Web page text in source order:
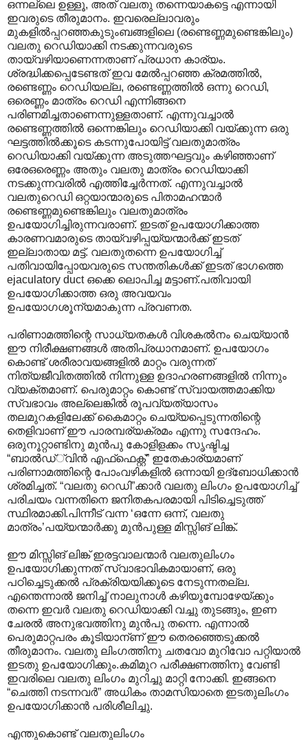
ഒന്നല്ലെ ഉള്ളൂ, അത് വലതു തന്നെയാകട്ടെ എന്നായി
ഇവരുടെ തീരുമാനം. ഇവരെല്ലാവരും
മുകളില്‍പ്പറഞ്ഞകുടുംബങ്ങളിലെ (രണ്ടെണ്ണമുണ്ടെങ്കിലും)
വലതു റെഡിയാക്കി നടക്കുന്നവരുടെ
തായ്‌വഴിയാണെന്നതാണ് പ്രധാന കാര്യം.
ശ്രദ്ധിക്കപ്പെടേണ്ടത് ഇവ മേല്‍പ്പറഞ്ഞ ക്രമത്തില്‍,
രണ്ടെണ്ണം റെഡിയല്ല, രണ്ടെണ്ണത്തില്‍ ഒന്നു റെഡി,
ഒരെണ്ണം മാത്രം റെഡി എന്നിങ്ങനെ
പരിണമിച്ചതാണെന്നുള്ളതാണ്. എന്നുവച്ചാല്‍
രണ്ടെണ്ണത്തില്‍ ഒന്നെങ്കിലും റെഡിയാക്കി വയ്ക്കുന്ന ഒരു
ഘട്ടത്തില്‍ക്കൂടെ കടന്നുപോയിട്ട് വലതുമാത്രം
റെഡിയാക്കി വയ്ക്കുന്ന അടുത്തഘട്ടവും കഴിഞ്ഞാണ്
ഒരേഒരെണ്ണം അതും വലതു മാത്രം റെഡിയാക്കി
നടക്കുന്നവരില്‍ എത്തിച്ചേര്‍ന്നത്. എന്നുവച്ചാല്‍
വലതുറെഡി ഒറ്റയാന്മാരുടെ പിതാമഹന്മാര്‍
രണ്ടെണ്ണമുണ്ടെങ്കിലും വലതുമാത്രം
ഉപയോഗിച്ചിരുന്നവരാണ്. ഇടത് ഉപയോഗിക്കാത്ത
കാരണവമാരുടെ തായ്‌വഴിപ്പയ്യന്മാര്‍ക്ക് ഇടത്
ഇല്ലാതായ മട്ട്. വലതുതന്നെ ഉപയോഗിച്ച്
പതിവായിപ്പോയവരുടെ സന്തതികള്‍ക്ക് ഇടത് ഭാഗത്തെ
ejaculatory duct ഒക്കെ ലൊപിച്ച മട്ടാണ്.പതിവായി
ഉപയോഗിക്കാത്ത ഒരു അവയവം
ഉപയോഗശൂന്യമാകുന്ന പ്രവണത.
പരിണാമത്തിന്റെ സാധ്യതകള്‍ വിശകല്‍നം ചെയ്യാന്‍
ഈ നിരീക്ഷണങ്ങള്‍ അതിപ്രധാനമാണ്. ഉപയോഗം
കൊണ്ട് ശരീരാവയങ്ങളില്‍ മാറ്റം വരുന്നത്
നിത്യജീവിതത്തില്‍ നിന്നുള്ള ഉദാഹരണങ്ങളില്‍ നിന്നും
വ്യക്തമാണ്. പെരുമാറ്റം കൊണ്ട് സ്വായത്തമാക്കിയ
സ്വഭാവം അല്ലെങ്കില്‍ രൂപവ്യത്യാസം
തലമുറകളിലേക്ക് കൈമാറ്റം ചെയ്യപ്പെടുന്നതിന്റെ
തെളിവാണ് ഈ പാരമ്പര്യക്രമം എന്നു സന്ദേഹം.
ഒരുനൂറ്റാണ്ടിനു മുന്‍പു കോളിളക്കം സൃഷ്ടിച്ച
“ബാല്‍ഡ്്വിന്‍‍ എഫ്ഫെക്റ്റ്” ഇതേകാര്യമാണ്
പരിണാമത്തിന്റെ പോംവഴികളില്‍ ഒന്നായി ഉദ്ബോധിക്കാന്‍
ശ്രമിച്ചത്. “വലതു റെഡി”ക്കാര്‍ വലതു ലിംഗം ഉപയോഗിച്ച്
പരിചയം വന്നതിനെ ജനിതകപരമായി പിടിച്ചെടുത്ത്
സ്ഥിരമാക്കി.പിന്നീട് വന്ന ‘ഒന്നേ ഒന്ന്, വല‍തു
മാത്രം’പയ്യന്മാര്‍ക്കു മുന്‍പുള്ള മിസ്സിങ് ലിങ്ക്.
ഈ മിസ്സിങ് ലിങ്ക് ഇരട്ടവാലന്മാര്‍ വലതുലിംഗം
ഉപയോഗിക്കുന്നത് സ്വാഭാവികമായാണ്, ഒരു
പഠിച്ചെടുക്കല്‍ പ്രക്രിയയിക്കൂടെ നേടുന്നതല്ല.
എന്തെന്നാല്‍ ജനിച്ച് നാലുനാള്‍ കഴിയുമ്പോഴേയ്ക്കും
തന്നെ ഇവര്‍ വലതു റെഡിയാക്കി വച്ചു തുടങ്ങും, ഇണ
ചേരല്‍ അനുഭവത്തിനു മുന്‍പു തന്നെ. എന്നാല്‍
പെരുമാറ്റപരം കൂടിയാന്ണ് ഈ തെരഞ്ഞെടുക്കല്‍
തീരുമാനം. വല‍തു ലിംഗത്തിനു ചതവോ മുറിവോ പറ്റിയാല്‍
ഇടതു ഉപയോഗിക്കും.കമിമുറ പരീക്ഷണത്തിനു വേണ്ടി
ഇവരിലെ വലതു ലിംഗം മുറിച്ചു മാറ്റി നോക്കി. ഇങ്ങനെ
“ചെത്തി നടന്നവര്‍” അധികം താമസിയാതെ ഇടതുലിംഗം
ഉപയോഗിക്കാന്‍ പരിശീലിച്ചു.
എന്തുകൊണ്ട് വലതുലിംഗം